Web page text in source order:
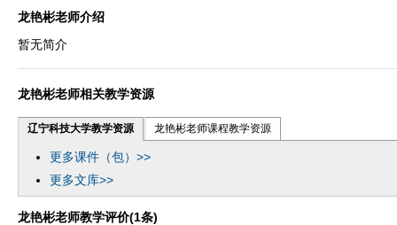
龙艳彬老师介绍
暂无简介
龙艳彬老师相关教学资源
辽宁科技大学教学资源 龙艳彬老师课程教学资源
更多课件（包）>>
更多文库>>
龙艳彬老师教学评价(1条)